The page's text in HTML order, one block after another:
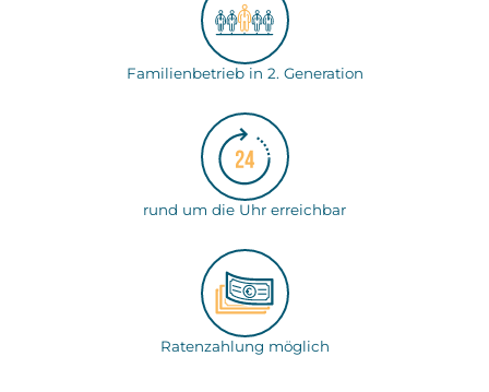
Familienbetrieb in 2. Generation
rund um die Uhr erreichbar
Ratenzahlung möglich